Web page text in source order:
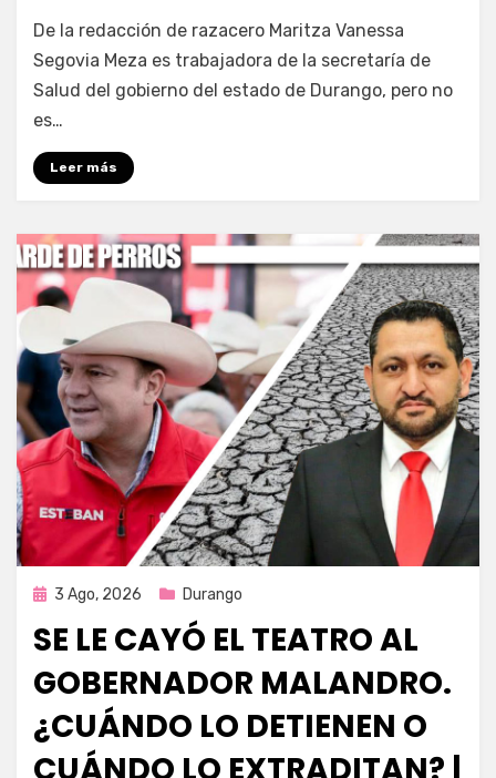
por Fernando Miranda Servín
De la redacción de razacero Maritza Vanessa
Segovia Meza es trabajadora de la secretaría de
Salud del gobierno del estado de Durango, pero no
es…
Leer más
Publicada
3 Ago, 2026 Durango
SE LE CAYÓ EL TEATRO AL
GOBERNADOR MALANDRO.
¿CUÁNDO LO DETIENEN O